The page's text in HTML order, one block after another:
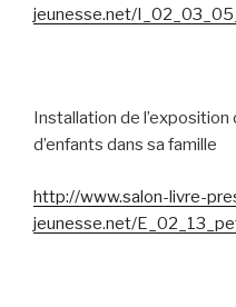
jeunesse.net/
Installation de l’exposition
d’enfants dans sa famille
http://www.salon-livre-
jeunesse.net/